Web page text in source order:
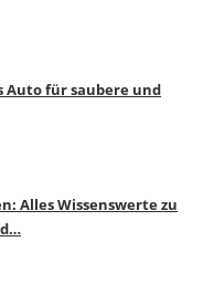
für saubere und
Alles Wissenswerte zu